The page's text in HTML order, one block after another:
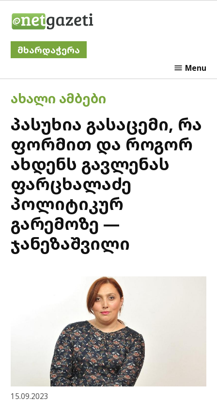
მხარდაჭერა
Menu
POSTED
IN
ᲐᲮᲐᲚᲘ ᲐᲛᲑᲔᲑᲘ
პასუხია გასაცემი, რა
ფორმით და როგორ
ახდენს გავლენას
ფარცხალაძე
პოლიტიკურ
გარემოზე —
ჯანეზაშვილი
15.09.2023